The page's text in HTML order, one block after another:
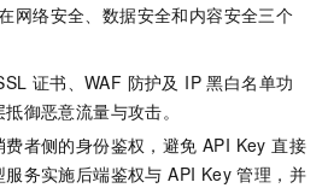
网络安全、数据安全和内容安全三个
证书、WAF 防护及 IP 黑白名单功
御恶意流量与攻击。
者侧的身份鉴权，避免 API Key 直接
务实施后端鉴权与 API Key 管理，并